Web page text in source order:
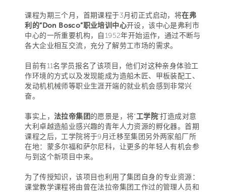
课程为期三个月，首期课程于3月初正式启动，将在弗
利的“Don Bosco”职业培训中心开设，该中心是弗利市
中心的一所重要机构，自1952年开始运作，通过不断与
各大企业相互交流，充分了解劳工市场的需求。
目前有11名学员报名了该项目，他们对这种亲身体验工
作环境的方式以及发现能成为造船木匠、甲板装配工、
发动机机械师等职业生涯开端的就业机会感到非常兴
奋。
事实上， 法拉帝集团的愿景是，将“工学院”打造成对意
大利卓越造船业感兴趣的青年人力资源的孵化器。首期
课程之后，工学院将于9月迁移至集团另外两家船厂所
在地：蒙多尔福和萨尔尼科，让更多的年轻人有机会参
与到这个新项目中来。
为了传授知识，该项目也利用了集团自身的专业资源：
课堂教学课程将由曾在法拉帝集团工作过的管理人员和